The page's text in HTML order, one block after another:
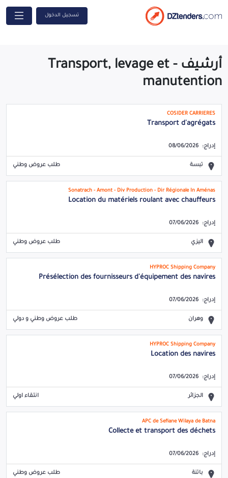
تسجيل الدخول
أرشيف - Transport, levage et
manutention
COSIDER CARRIERES
Transport d'agrégats
إدراج: 08/06/2026
تبسة طلب عروض وطني
Sonatrach - Amont - Div Production - Dir Régionale In Aménas
Location du matériels roulant avec chauffeurs
إدراج: 07/06/2026
اليزي طلب عروض وطني
HYPROC Shipping Company
Présélection des fournisseurs d'équipement des navires
إدراج: 07/06/2026
وهران طلب عروض وطني و دولي
HYPROC Shipping Company
Location des navires
إدراج: 07/06/2026
الجزائر انتقاء اولي
APC de Sefiane Wilaya de Batna
Collecte et transport des déchets
إدراج: 07/06/2026
باتنة طلب عروض وطني